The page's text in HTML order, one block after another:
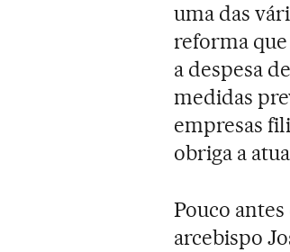
uma das
reforma
a despesa
medidas
empresas
obriga a
Pouco
arcebispo